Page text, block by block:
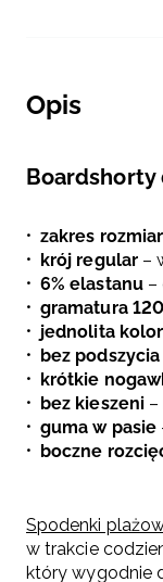
Opis
Boardshorty
zakres
krój regular–
6% elastanu–
gramatura
jednolita
bez podszycia
krótkie
bez kieszeni–
guma w pasie
boczne
Spodenki
w trakcie
który wygodnie